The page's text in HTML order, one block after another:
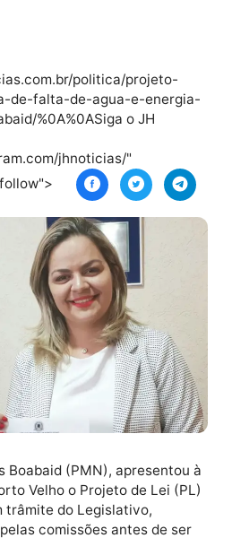
às 10:16
politica/projeto-
de-falta-de-agua-e-
%0A%0ASiga o JH
jhnoticias/"